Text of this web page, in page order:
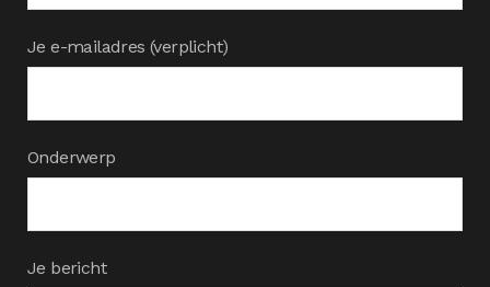
Je e-mailadres (verplicht)
Onderwerp
Je bericht